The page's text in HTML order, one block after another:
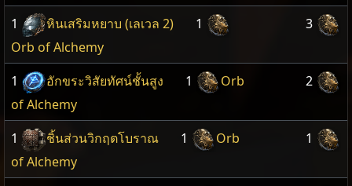
1 หินเสริมหยาบ (เลเวล 2)
1
Orb of Alchemy
3
1 อักขระวิสัยทัศน์ชั้นสูง 1
Orb
of Alchemy
2
1 ชิ้นส่วนวิกฤตโบราณ 1
Orb
of Alchemy
1